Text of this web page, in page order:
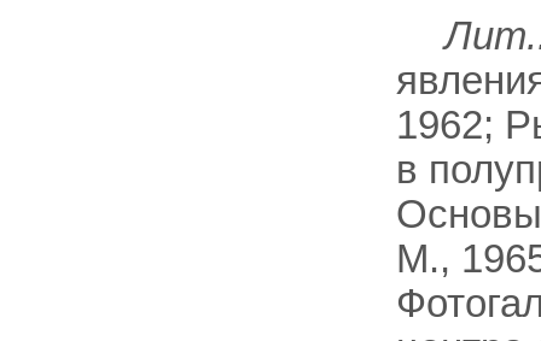
1962;
в
Основы
М.,